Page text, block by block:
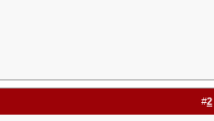
#2